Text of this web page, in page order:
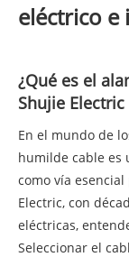
eléctrico e
¿Qué es el
Shujie Electric
En el mundo de
humilde cable es
como vía
Electric, con
eléctricas,
Seleccionar el